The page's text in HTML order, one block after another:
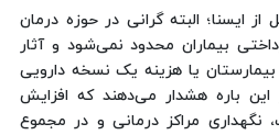
ایسنا؛ البته گرانی در حوزه درمان
بیماران محدود نمی‌شود و آثار
بیمارستان یا هزینه یک نسخه دارویی
باره هشدار می‌دهند که افزایش
نگهداری مراکز درمانی و در مجموع